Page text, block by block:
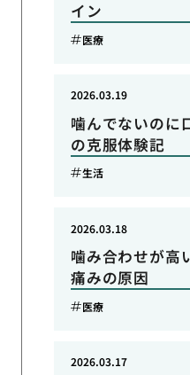
イン
医療
噛んでないのに
の克服体験記
2026.03.19
生活
噛み合わせが高
痛みの原因
2026.03.18
医療
2026.03.17